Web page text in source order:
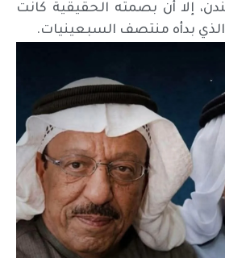
إلا أن بصمته الحقيقية كانت
بدأه منتصف السبعينيات.